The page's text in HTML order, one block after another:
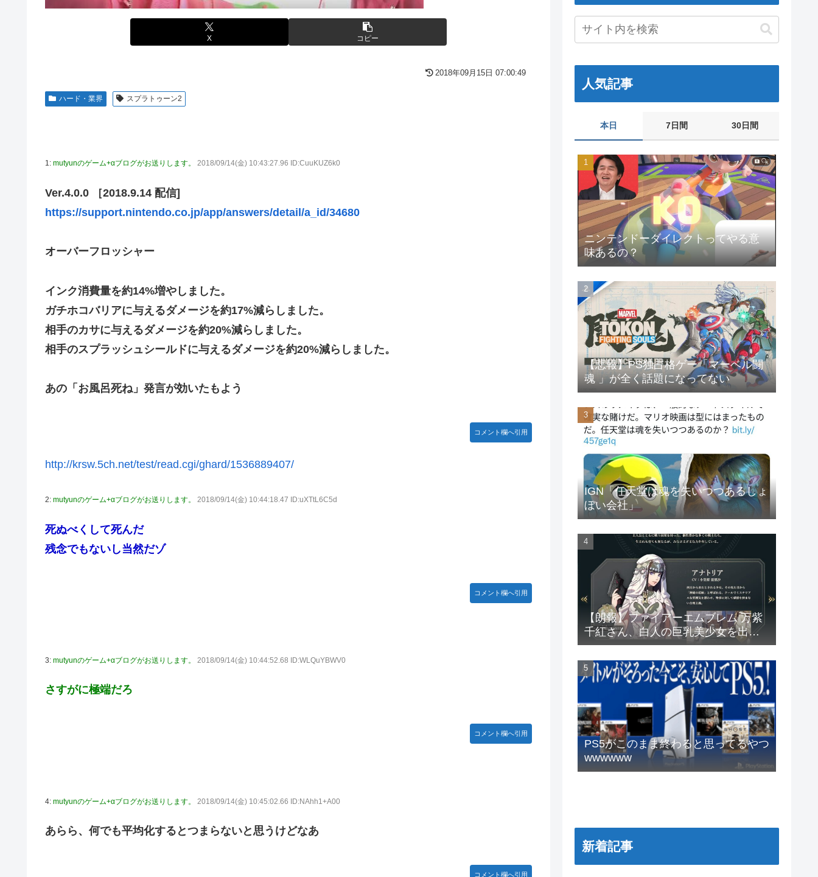
【動画】地震発生時の熊本総合病院の手術室の様子が(((ﾟДﾟ)))
亡き叔母の遺書「実は17年前に従兄弟と赤ちゃんを交換した」全員で家族会議を開いた結果、拍子抜けするほど〇〇な展開を
迎えて婚約者呆然←家族の絆が深すぎて修羅場にならんかった
「ドラゴンボール」新作TVアニメが7月から放送されるぞ！
やる夫のダンジョン運営記183-雑談所ネタ118 懺悔小ネタ「創刻のファイアホイール」+埋めネタ「ファイアホイールTCG・
「ドラクエ11」攻略感想(54/クリア後)マルティナの「しんぴのビスチェ」可愛い！そしてメドローアやギガバーストきたー！
【デレマス】 和久井留美「夢を作って、いつか遊んで」
【デレマス】 紗南「アイドルに似合うポケモン？」
【ウマ娘】海外のファンアートからしか得られない栄養素がある。←「おデジ以外味付けが濃いな…」
韓国人「熊本地震で見る日本の土木技術の完全勝利をご覧ください」→「これはすごいわ」「こういうのを見ると日本人は何
か適当に作る感じがしない・・・」「あれがまさに経験値である」
キム・カッファン総合スレ
日向坂46・18thシングル発売決定！
りとたまごサンドが食べられるなんて……」
青葉坂46、まもなく正式発表か
X コピー
2018年09月15日 07:00:49
ハード・業界 スプラトゥーン2
1: mutyunのゲーム+αブログがお送りします。 2018/09/14(金) 10:43:27.96 ID:CuuKUZ6k0
Ver.4.0.0 ［2018.9.14 配信]
https://support.nintendo.co.jp/app/answers/detail/a_id/34680
オーバーフロッシャー
インク消費量を約14%増やしました。
ガチホコバリアに与えるダメージを約17%減らしました。
相手のカサに与えるダメージを約20%減らしました。
相手のスプラッシュシールドに与えるダメージを約20%減らしました。
あの「お風呂死ね」発言が効いたもよう
コメント欄へ引用
http://krsw.5ch.net/test/read.cgi/ghard/1536889407/
2: mutyunのゲーム+αブログがお送りします。 2018/09/14(金) 10:44:18.47 ID:uXTtL6C5d
死ぬべくして死んだ
残念でもないし当然だゾ
コメント欄へ引用
3: mutyunのゲーム+αブログがお送りします。 2018/09/14(金) 10:44:52.68 ID:WLQuYBWV0
さすがに極端だろ
コメント欄へ引用
4: mutyunのゲーム+αブログがお送りします。 2018/09/14(金) 10:45:02.66 ID:NAhh1+A00
あらら、何でも平均化するとつまらないと思うけどなあ
コメント欄へ引用
人気記事
本日 7日間 30日間
ニンテンドーダイレクトってやる意
味あるの？
【悲報】PS独占格ゲー「マーベル闘
魂 」が全く話題になってない
IGN「任天堂は魂を失いつつあるしょ
ぼい会社」
【朗報】ファイアーエムブレム 万紫
千紅さん、白人の巨乳美少女を出し
てしまうwww
PS5がこのまま終わると思ってるやつ
wwwwww
新着記事